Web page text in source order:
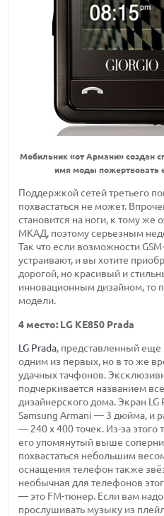
Мобильник «от Армани» создан
имя моды пожертвовать
Поддержкой сетей третьего
похвастаться не может.
становится на ноги, к тому же
МКАД, поэтому серьезным
Так что если возможности
устраивают, и вы хотите
дорогой, но красивый и
инновационным дизайном, то
модели.
4 место: LG KE850 Prada
LG Prada, представленный еще
одним из первых, но в то же
удачных тачфонов.
подчеркивается названием
дизайнерского дома. Экран
Samsung Armani — 3 дюйма, и
— 240 x 400 точек. Из-за этого
его упомянутый выше
похвастаться небольшим
оснащения телефон также
необычная для телефонов
— это FM-тюнер. Если вам
прослушивать музыку из